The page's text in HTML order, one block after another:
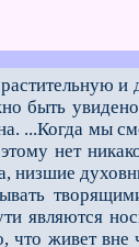
быть
...Когда
нет
низшие
являются
живет вне